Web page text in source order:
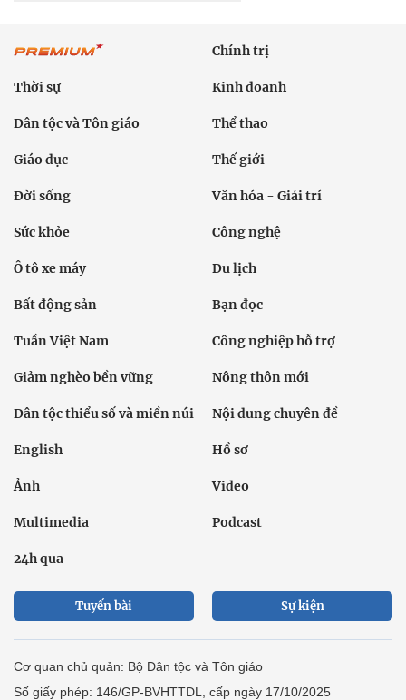
Chính trị
Thời sự Kinh doanh
Dân tộc và Tôn giáo Thể thao
Giáo dục Thế giới
Đời sống Văn hóa - Giải trí
Sức khỏe Công nghệ
Ô tô xe máy Du lịch
Bất động sản Bạn đọc
Tuần Việt Nam Công nghiệp hỗ trợ
Giảm nghèo bền vững Nông thôn mới
Dân tộc thiểu số và miền núi Nội dung chuyên đề
English Hồ sơ
Ảnh Video
Multimedia Podcast
24h qua
Tuyến bài Sự kiện
Cơ quan chủ quản: Bộ Dân tộc và Tôn giáo
Số giấy phép: 146/GP-BVHTTDL, cấp ngày 17/10/2025